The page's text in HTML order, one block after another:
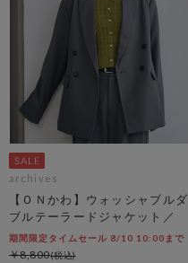
archives
【ＯＮかわ】ウォッシャブルダ
ブルテーラードジャケット／
期間限定タイムセール 8/10 10:00まで
￥8,800